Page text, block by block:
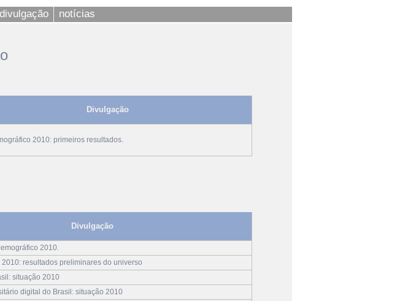
notícias
Divulgação
2010: primeiros resultados.
Divulgação
2010.
resultados preliminares do universo
situação 2010
digital do Brasil: situação 2010